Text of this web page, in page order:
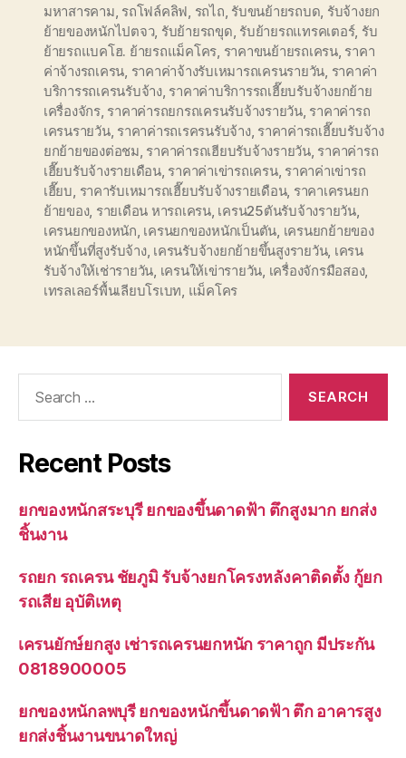
มหาสารคาม, รถโฟล์คลิฟ, รถไถ, รับขนย้ายรถบด, รับจ้างยก
ย้ายของหนักไปตจว, รับย้ายรถขุด, รับย้ายรถแทรคเตอร์, รับ
ย้ายรถแบคโฮ. ย้ายรถแม็คโคร, ราคาขนย้ายรถเครน, ราคา
ค่าจ้างรถเครน, ราคาค่าจ้างรับเหมารถเครนรายวัน, ราคาค่า
บริการรถเครนรับจ้าง, ราคาค่าบริการรถเฮี๊ยบรับจ้างยกย้าย
เครื่องจักร, ราคาค่ารถยกรถเครนรับจ้างรายวัน, ราคาค่ารถ
เครนรายวัน, ราคาค่ารถเรครนรับจ้าง, ราคาค่ารถเฮี๊ยบรับจ้าง
ยกย้ายของต่อชม, ราคาค่ารถเฮียบรับจ้างรายวัน, ราคาค่ารถ
เฮี๊ยบรับจ้างรายเดือน, ราคาค่าเข่ารถเครน, ราคาค่าเข่ารถ
เฮี๊ยบ, ราคารับเหมารถเฮี๊ยบรับจ้างรายเดือน, ราคาเครนยก
ย้ายของ, รายเดือน หารถเครน, เครน25ตันรับจ้างรายวัน,
เครนยกของหนัก, เครนยกของหนักเป็นตัน, เครนยกย้ายของ
หนักขึ้นที่สูงรับจ้าง, เครนรับจ้างยกย้ายขึ้นสูงรายวัน, เครน
รับจ้างให้เช่ารายวัน, เครนให้เข่ารายวัน, เครื่องจักรมือสอง,
เทรลเลอร์พื้นเลียบโรเบท, แม็คโคร
Recent Posts
ยกของหนักสระบุรี ยกของขึ้นดาดฟ้า ตึกสูงมาก ยกส่ง
ชิ้นงาน
รถยก รถเครน ชัยภูมิ รับจ้างยกโครงหลังคาติดตั้ง กู้ยก
รถเสีย อุบัติเหตุ
เครนยักษ์ยกสูง เช่ารถเครนยกหนัก ราคาถูก มีประกัน
0818900005
ยกของหนักลพบุรี ยกของหนักขึ้นดาดฟ้า ตึก อาคารสูง
ยกส่งชิ้นงานขนาดใหญ่